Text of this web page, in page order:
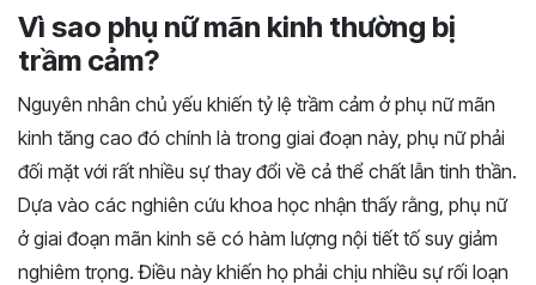
Vì sao phụ nữ mãn kinh thường bị
trầm cảm?
Nguyên nhân chủ yếu khiến tỷ lệ trầm cảm ở phụ nữ mãn
kinh tăng cao đó chính là trong giai đoạn này, phụ nữ phải
đối mặt với rất nhiều sự thay đổi về cả thể chất lẫn tinh thần.
Dựa vào các nghiên cứu khoa học nhận thấy rằng, phụ nữ
ở giai đoạn mãn kinh sẽ có hàm lượng nội tiết tố suy giảm
nghiêm trọng. Điều này khiến họ phải chịu nhiều sự rối loạn